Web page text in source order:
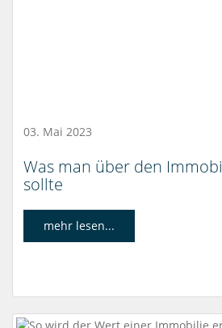
03. Mai 2023
Was man über den
sollte
mehr lesen...